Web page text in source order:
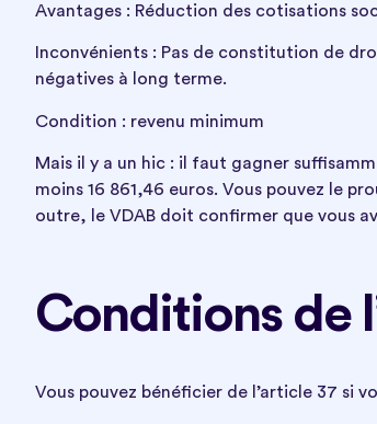
Avantages : Réduction des cotisations
Inconvénients : Pas de constitution de
négatives à long terme.
Condition : revenu minimum
Mais il y a un hic : il faut gagner
moins 16 861,46 euros. Vous pouvez le
outre, le VDAB doit confirmer que vous
Conditions de
Vous pouvez bénéficier de l’article 37 si